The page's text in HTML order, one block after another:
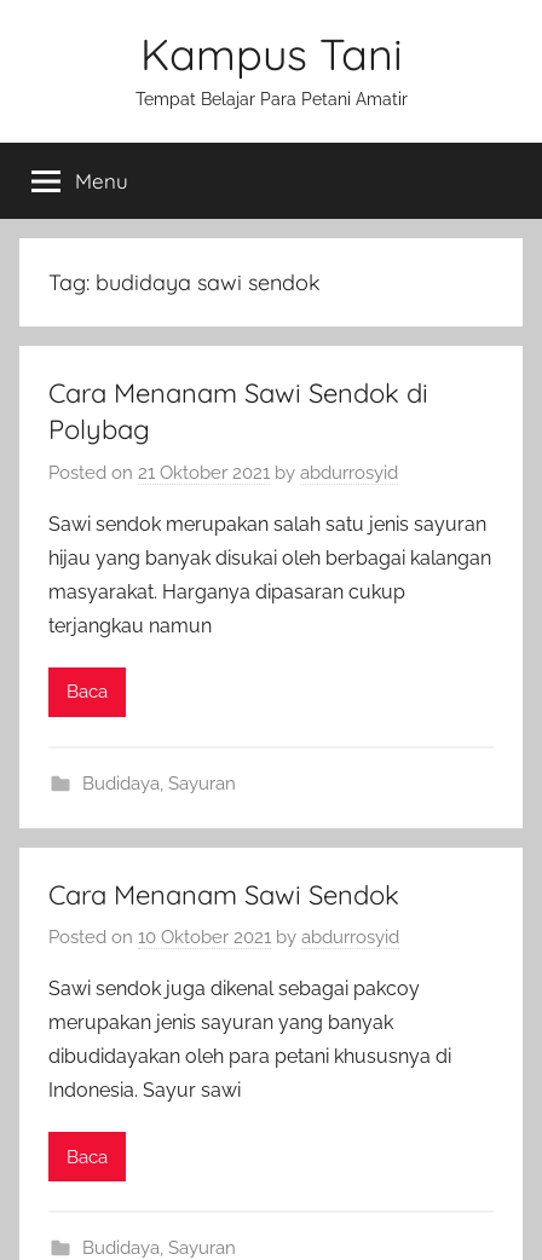
Kampus Tani
Tempat Belajar Para Petani Amatir
Menu
Tag: budidaya sawi sendok
Cara Menanam Sawi Sendok di
Polybag
Posted on 21 Oktober 2021 by abdurrosyid
Sawi sendok merupakan salah satu jenis sayuran
hijau yang banyak disukai oleh berbagai kalangan
masyarakat. Harganya dipasaran cukup
terjangkau namun
Baca
Budidaya Sayuran
Cara Menanam Sawi Sendok
Posted on 10 Oktober 2021 by abdurrosyid
Sawi sendok juga dikenal sebagai pakcoy
merupakan jenis sayuran yang banyak
dibudidayakan oleh para petani khususnya di
Indonesia. Sayur sawi
Baca
Budidaya, Sayuran